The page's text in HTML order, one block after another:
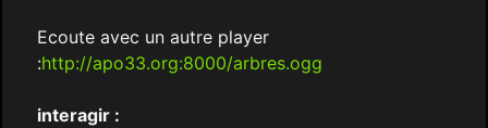
Ecoute avec un autre player
:http://apo33.org:8000/arbres.ogg
interagir :